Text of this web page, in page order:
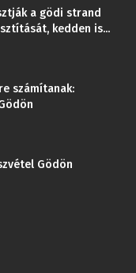
a gödi strand
kedden is...
számítanak:
Gödön